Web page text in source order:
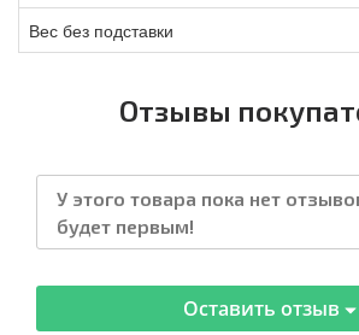
Вес без подставки
Отзывы
У этого товара пока нет
будет первым!
Оставить отзыв